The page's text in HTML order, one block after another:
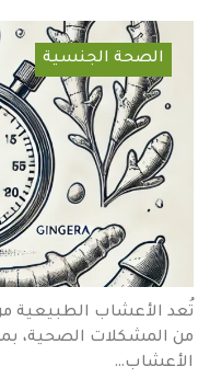
الصحة الجنسية
تُعد الأعشاب الطبيعية
من المشكلات الصحية،
الأعشاب…